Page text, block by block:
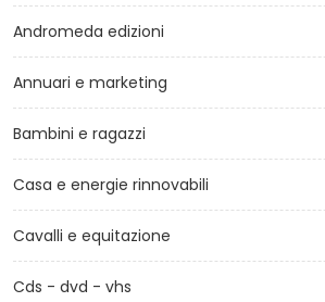
Andromeda edizioni
Annuari e marketing
Bambini e ragazzi
Casa e energie rinnovabili
Cavalli e equitazione
Cds - dvd - vhs